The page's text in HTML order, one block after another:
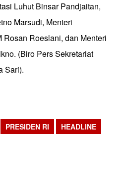
Luhut Binsar Pandjaitan,
Marsudi, Menteri
Rosan Roeslani, dan Menteri
(Biro Pers Sekretariat
Sari).
PRESIDEN RI HEADLINE